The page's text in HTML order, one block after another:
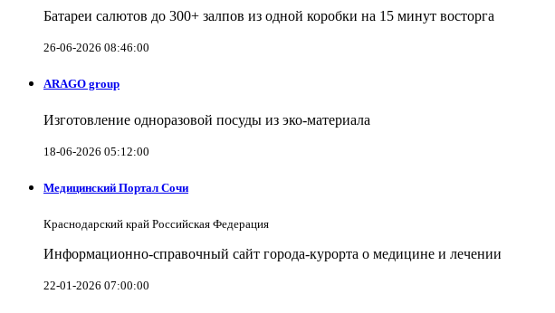
Батареи салютов до 300+ залпов из одной коробки на 15 минут восторга
26-06-2026 08:46:00
ARAGO group
Изготовление одноразовой посуды из эко-материала
18-06-2026 05:12:00
Медицинский Портал Сочи
Краснодарский край Российская Федерация
Информационно-справочный сайт города-курорта о медицине и лечении
22-01-2026 07:00:00